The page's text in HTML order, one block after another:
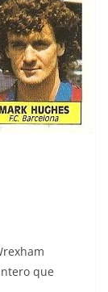
que